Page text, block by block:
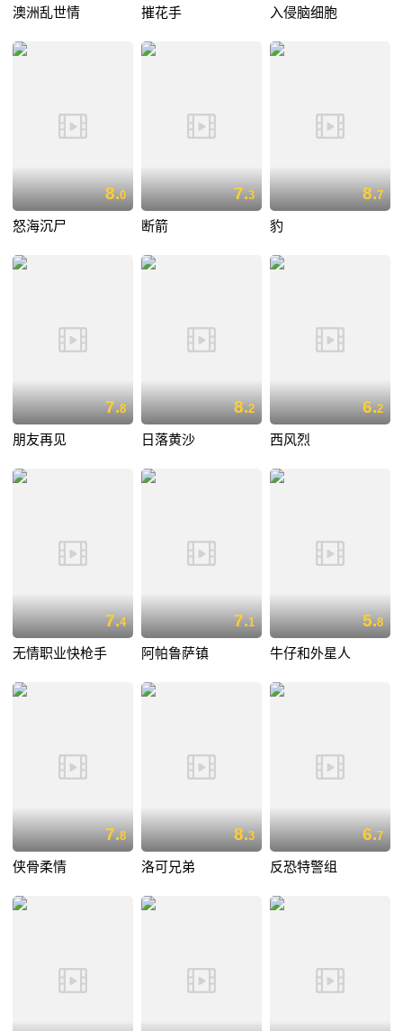
澳洲乱世情 摧花手 入侵脑细胞
8.0
怒海沉尸
7.3
断箭
8.7
豹
7.8
朋友再见
8.2
日落黄沙
6.2
西风烈
7.4
无情职业快枪手
7.1
阿帕鲁萨镇
5.8
牛仔和外星人
7.8
侠骨柔情
8.3
洛可兄弟
6.7
反恐特警组